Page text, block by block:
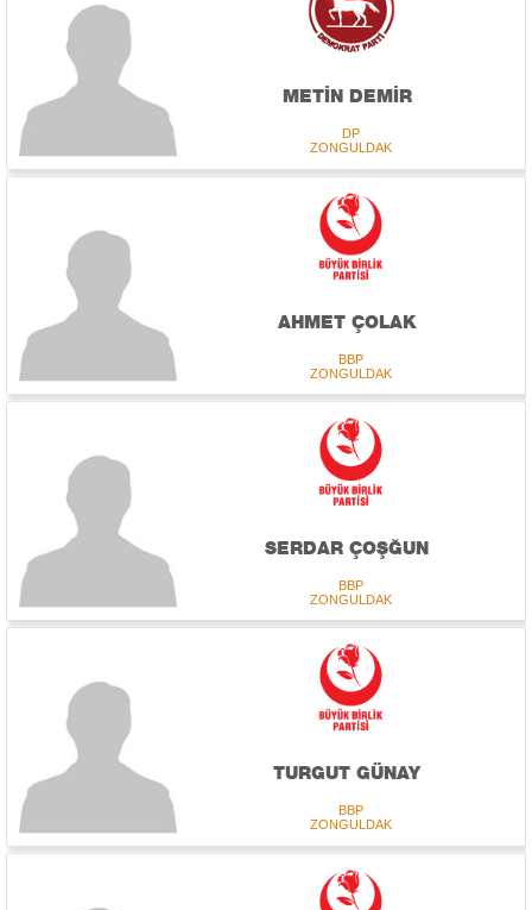
METİN DEMİR
DP
ZONGULDAK
AHMET ÇOLAK
BBP
ZONGULDAK
SERDAR ÇOŞĞUN
BBP
ZONGULDAK
TURGUT GÜNAY
BBP
ZONGULDAK